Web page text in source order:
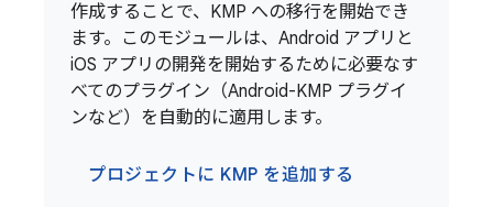
作成することで、KMP への移行を開始でき
ます。このモジュールは、Android アプリと
iOS アプリの開発を開始するために必要なす
べてのプラグイン（Android-KMP プラグイ
ンなど）を自動的に適用します。
プロジェクトに KMP を追加する